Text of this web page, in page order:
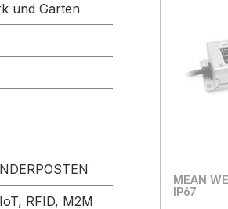
und Garten
RFID, M2M
MEAN
IP67